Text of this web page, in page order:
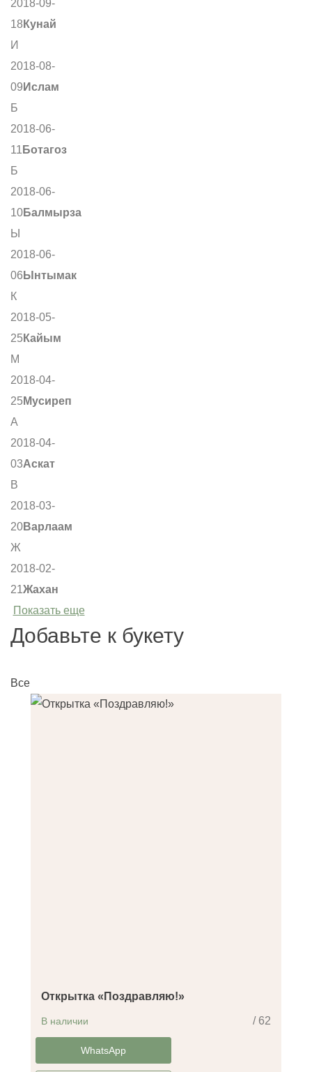
2018-09-
18 Кунай
И
2018-08-
09 Ислам
Б
2018-06-
11 Ботагоз
Б
2018-06-
10Балмырза
Ы
2018-06-
06 Ынтымак
К
2018-05-
25 Кайым
М
2018-04-
25 Мусиреп
А
2018-04-
03Аскат
В
2018-03-
20Варлаам
Ж
2018-02-
21Жахан
Показать еще
Добавьте к букету
Все
Открытка «Поздравляю!»
/ 62
В наличии
-14%WhatsApp